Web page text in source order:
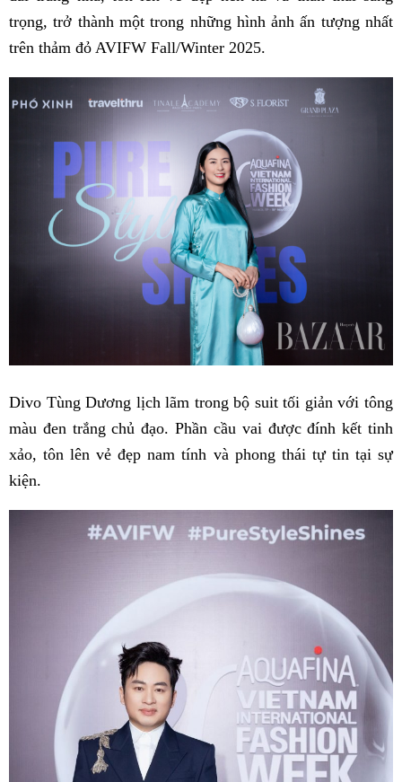
trọng, trở thành một trong những hình ảnh ấn tượng nhất
trên thảm đỏ AVIFW Fall/Winter 2025.
Divo Tùng Dương lịch lãm trong bộ suit tối giản với tông
màu đen trắng chủ đạo. Phần cầu vai được đính kết tinh
xảo, tôn lên vẻ đẹp nam tính và phong thái tự tin tại sự
kiện.